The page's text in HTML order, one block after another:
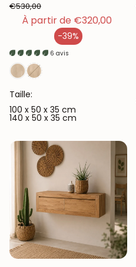
À partir de €320,00
-39%
Prix en solde
Prix habituel
€530,00
6 avis
Taille:
100 x 50 x 35 cm
140 x 50 x 35 cm